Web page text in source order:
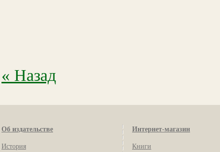
« Назад
Об издательстве
История
Интернет-магазин
Книги